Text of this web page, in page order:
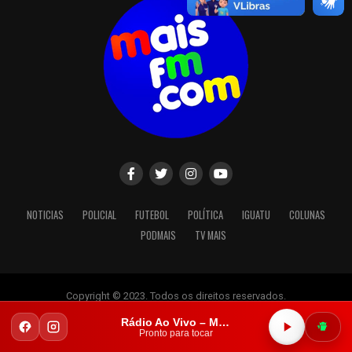
NOTICIAS POLICIAL FUTEBOL POLÍTICA IGUATU
COLUNAS
PODMAIS
TV MAIS
Copyright © 2023. Todos os direitos reservados.
Rádio Ao Vivo – Mais FM Iguatu
Pronto para tocar